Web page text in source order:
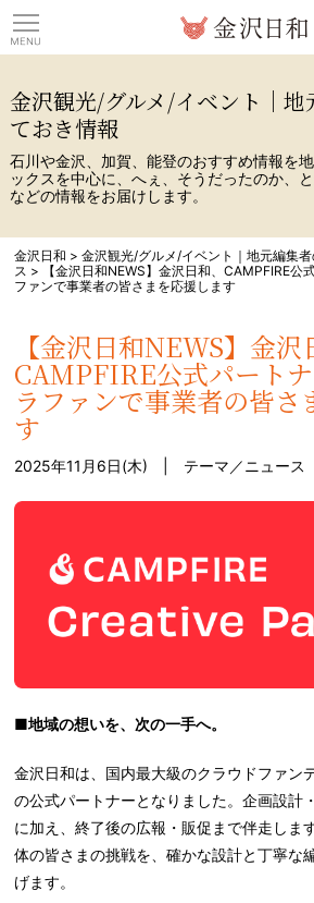
金沢観光/グルメ/イベント｜地
ておき情報
石川や金沢、加賀、能登のおすすめ情報を
ックスを中心に、へぇ、そうだったのか、
などの情報をお届けします。
金沢日和 >金沢観光/グルメ/イベント｜地元編集
ス >
【金沢日和NEWS】金沢日和、CAMPFIRE公
ファンで事業者の皆さまを応援します
【金沢日和NEWS】金沢
CAMPFIRE公式パート
ラファンで事業者の皆さ
す
2025年11月6日(木) | テーマ／ニュース
■地域の想いを、次の一手へ。
金沢日和は、国内最大級のクラウドファン
の公式パートナーとなりました。企画設計
に加え、終了後の広報・販促まで伴走しま
体の皆さまの挑戦を、確かな設計と丁寧な
げます。